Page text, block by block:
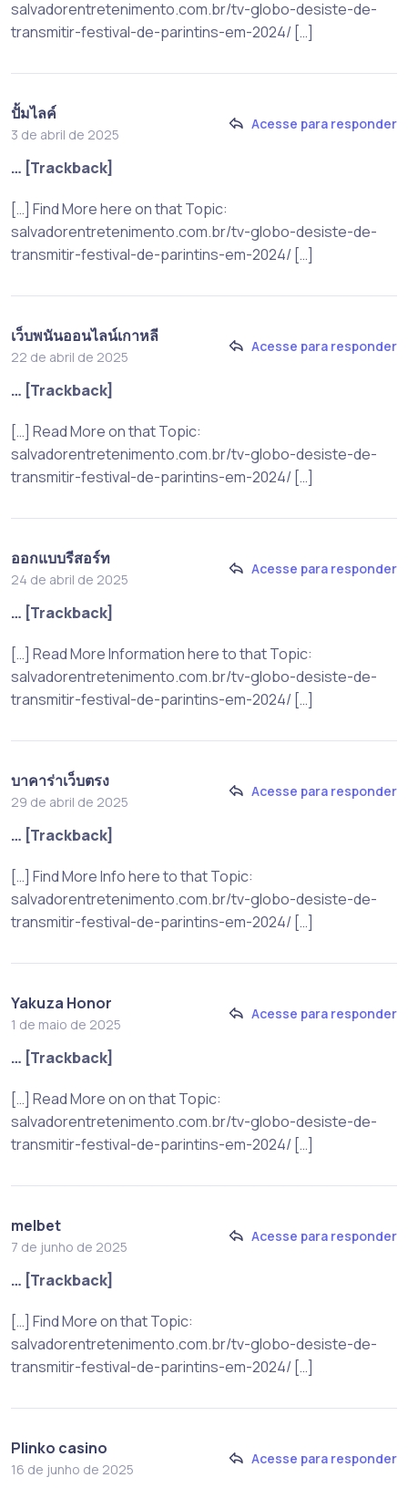
salvadorentretenimento.com.br/tv-globo-desiste-de-
transmitir-festival-de-parintins-em-2024/ […]
ปั้มไลค์
3 de abril de 2025
Acesse para responder
… [Trackback]
[…] Find More here on that Topic:
salvadorentretenimento.com.br/tv-globo-desiste-de-
transmitir-festival-de-parintins-em-2024/ […]
เว็บพนันออนไลน์เกาหลี
22 de abril de 2025
Acesse para responder
… [Trackback]
[…] Read More on that Topic:
salvadorentretenimento.com.br/tv-globo-desiste-de-
transmitir-festival-de-parintins-em-2024/ […]
ออกแบบรีสอร์ท
24 de abril de 2025
Acesse para responder
… [Trackback]
[…] Read More Information here to that Topic:
salvadorentretenimento.com.br/tv-globo-desiste-de-
transmitir-festival-de-parintins-em-2024/ […]
บาคาร่าเว็บตรง
29 de abril de 2025
Acesse para responder
… [Trackback]
[…] Find More Info here to that Topic:
salvadorentretenimento.com.br/tv-globo-desiste-de-
transmitir-festival-de-parintins-em-2024/ […]
Yakuza Honor
1 de maio de 2025
Acesse para responder
… [Trackback]
[…] Read More on on that Topic:
salvadorentretenimento.com.br/tv-globo-desiste-de-
transmitir-festival-de-parintins-em-2024/ […]
melbet
7 de junho de 2025
Acesse para responder
… [Trackback]
[…] Find More on that Topic:
salvadorentretenimento.com.br/tv-globo-desiste-de-
transmitir-festival-de-parintins-em-2024/ […]
Plinko casino
16 de junho de 2025
Acesse para responder